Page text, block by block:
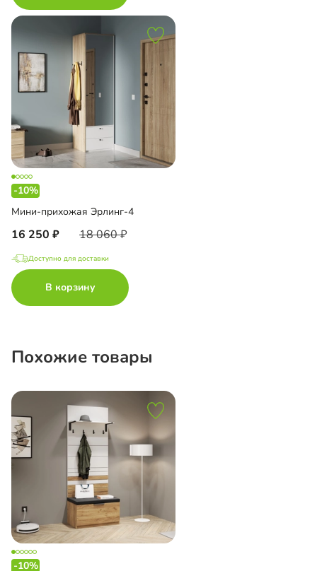
-10%
Мини-прихожая Эрлинг-4
16 250 18 060
Доступно для доставки
В корзину
Похожие товары
-10%